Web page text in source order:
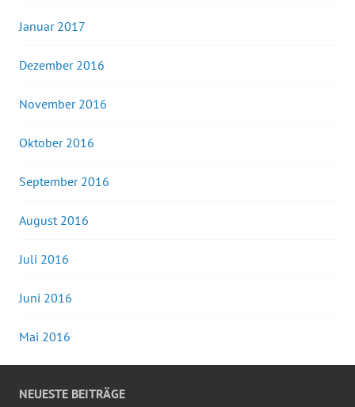
Januar 2017
Dezember 2016
November 2016
Oktober 2016
September 2016
August 2016
Juli 2016
Juni 2016
Mai 2016
NEUESTE BEITRÄGE